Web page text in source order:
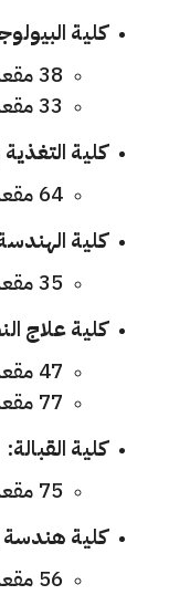
كلية
38 مقعد متاح
33 مقعد متاح
كلية
64 مقعد متاح
كلية
35 مقعد متاح
كلية علاج
47 مقعد متاح
77 مقعد متاح
كلية القبالة:
75 مقعد متاح
كلية
56 مقعد متاح